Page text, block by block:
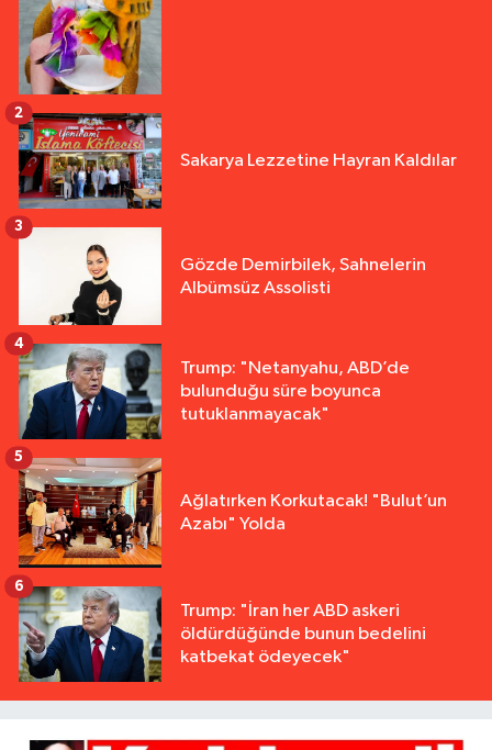
Sakarya Lezzetine Hayran Kaldılar
2
Gözde Demirbilek, Sahnelerin
Albümsüz Assolisti
3
Trump: "Netanyahu, ABD’de
bulunduğu süre boyunca
tutuklanmayacak"
4
Ağlatırken Korkutacak! "Bulut’un
Azabı" Yolda
5
Trump: "İran her ABD askeri
öldürdüğünde bunun bedelini
katbekat ödeyecek"
6